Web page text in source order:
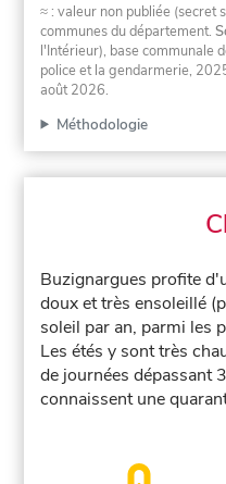
≈ : valeur non publiée (secret
communes du département.
l'Intérieur), base communale
police et la gendarmerie,
août 2026.
Méthodologie
Buzignargues profite
doux et très ensoleillé
soleil par an, parmi les
Les étés y sont très
de journées dépassant
connaissent une